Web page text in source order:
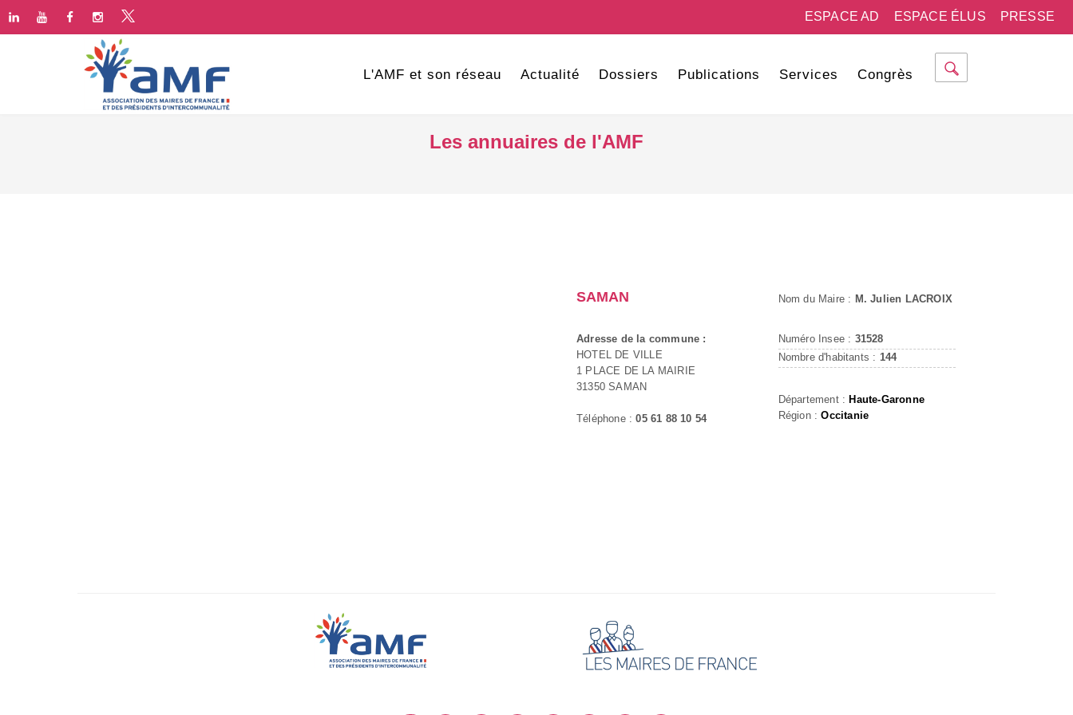
PRESSE
ESPACE ÉLUS
ESPACE AD
L'AMF et son réseau Actualité Dossiers Publications Services Congrès
Les annuaires de l'AMF
SAMAN
Adresse de la commune :
HOTEL DE VILLE
1 PLACE DE LA MAIRIE
31350 SAMAN
Téléphone :05 61 88 10 54
Nom du Maire : M. Julien LACROIX
Numéro Insee : 31528
Nombre d'habitants : 144
Département : Haute-Garonne
Région :Occitanie